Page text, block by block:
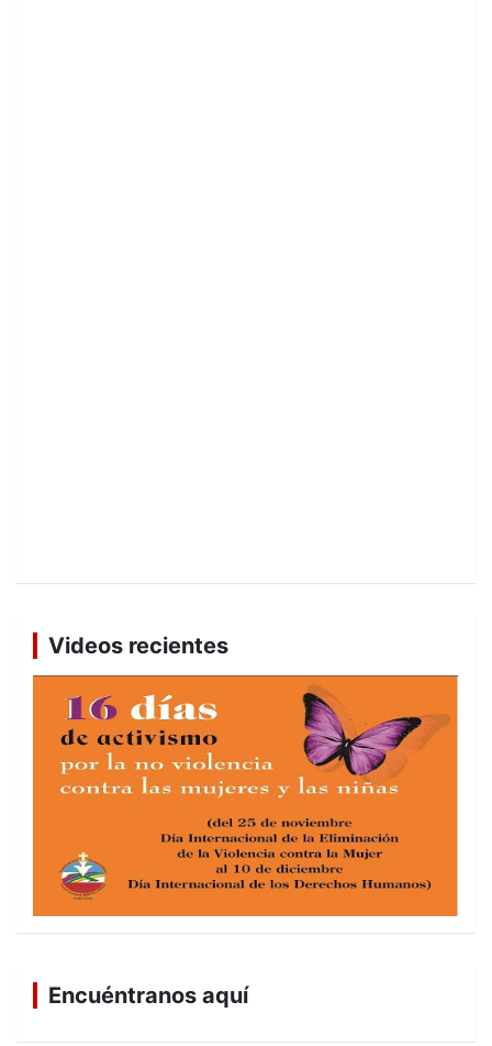
Videos recientes
Encuéntranos aquí